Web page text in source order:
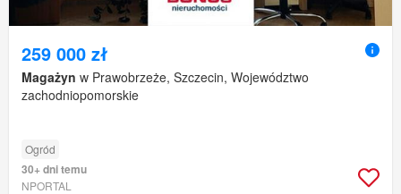
259 000 zł
Magażyn w Prawobrzeże, Szczecin, Województwo
zachodniopomorskie
Ogród
30+ dni temu
NPORTAL